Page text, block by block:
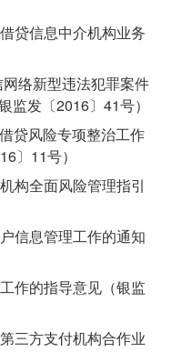
贷信息中介机构业务
络新型违法犯罪案件
监发〔2016〕41号）
贷风险专项整治工作
〕11号）
构全面风险管理指引
信息管理工作的通知
作的指导意见（银监
三方支付机构合作业